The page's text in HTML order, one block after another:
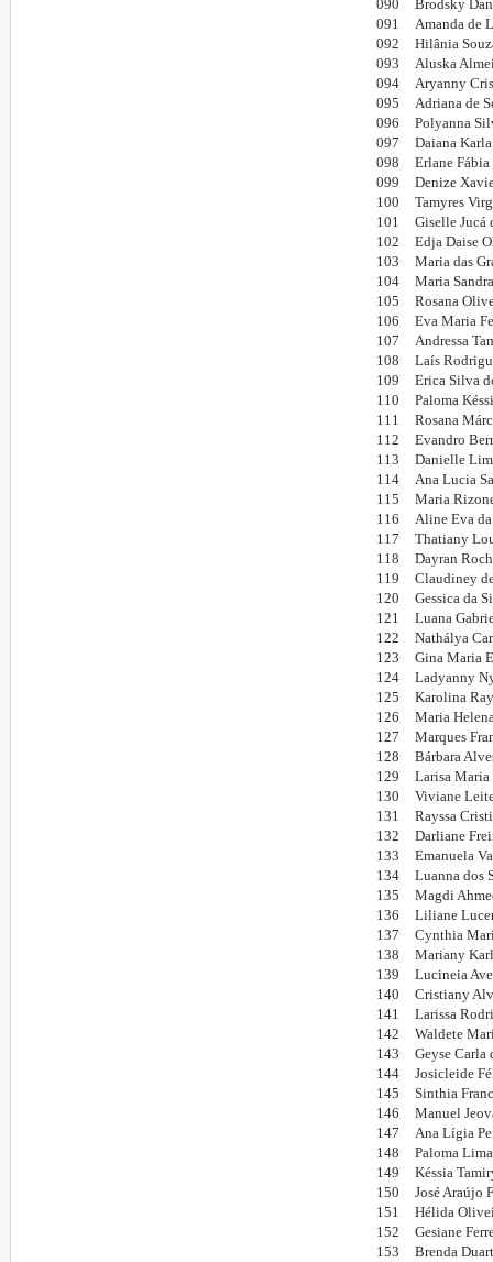
090
Brodsky
091
Amanda de
092
Hilânia
093
Aluska
094
Aryanny
095
Adriana de
096
Polyanna
097
Daiana Karla
098
Erlane
099
Denize
100
Tamyres
101
Giselle Jucá
102
Edja Daise
103
Maria das
104
Maria
105
Rosana
106
Eva Maria
107
Andressa
108
Laís
109
Erica Silva
110
Paloma
111
Rosana
112
Evandro
113
Danielle
114
Ana Lucia
115
Maria
116
Aline Eva
117
Thatiany
118
Dayran
119
Claudiney
120
Gessica da
121
Luana
122
Nathálya
123
Gina Maria
124
Ladyanny
125
Karolina
126
Maria
127
Marques
128
Bárbara
129
Larisa
130
Viviane
131
Rayssa
132
Darliane
133
Emanuela
134
Luanna dos
135
Magdi
136
Liliane
137
Cynthia
138
Mariany
139
Lucineia
140
Cristiany
141
Larissa
142
Waldete
143
Geyse Carla
144
Josicleide
145
Sinthia
146
Manuel
147
Ana Lígia
148
Paloma
149
Késsia
150
José Araújo
151
Hélida
152
Gesiane
153
Brenda